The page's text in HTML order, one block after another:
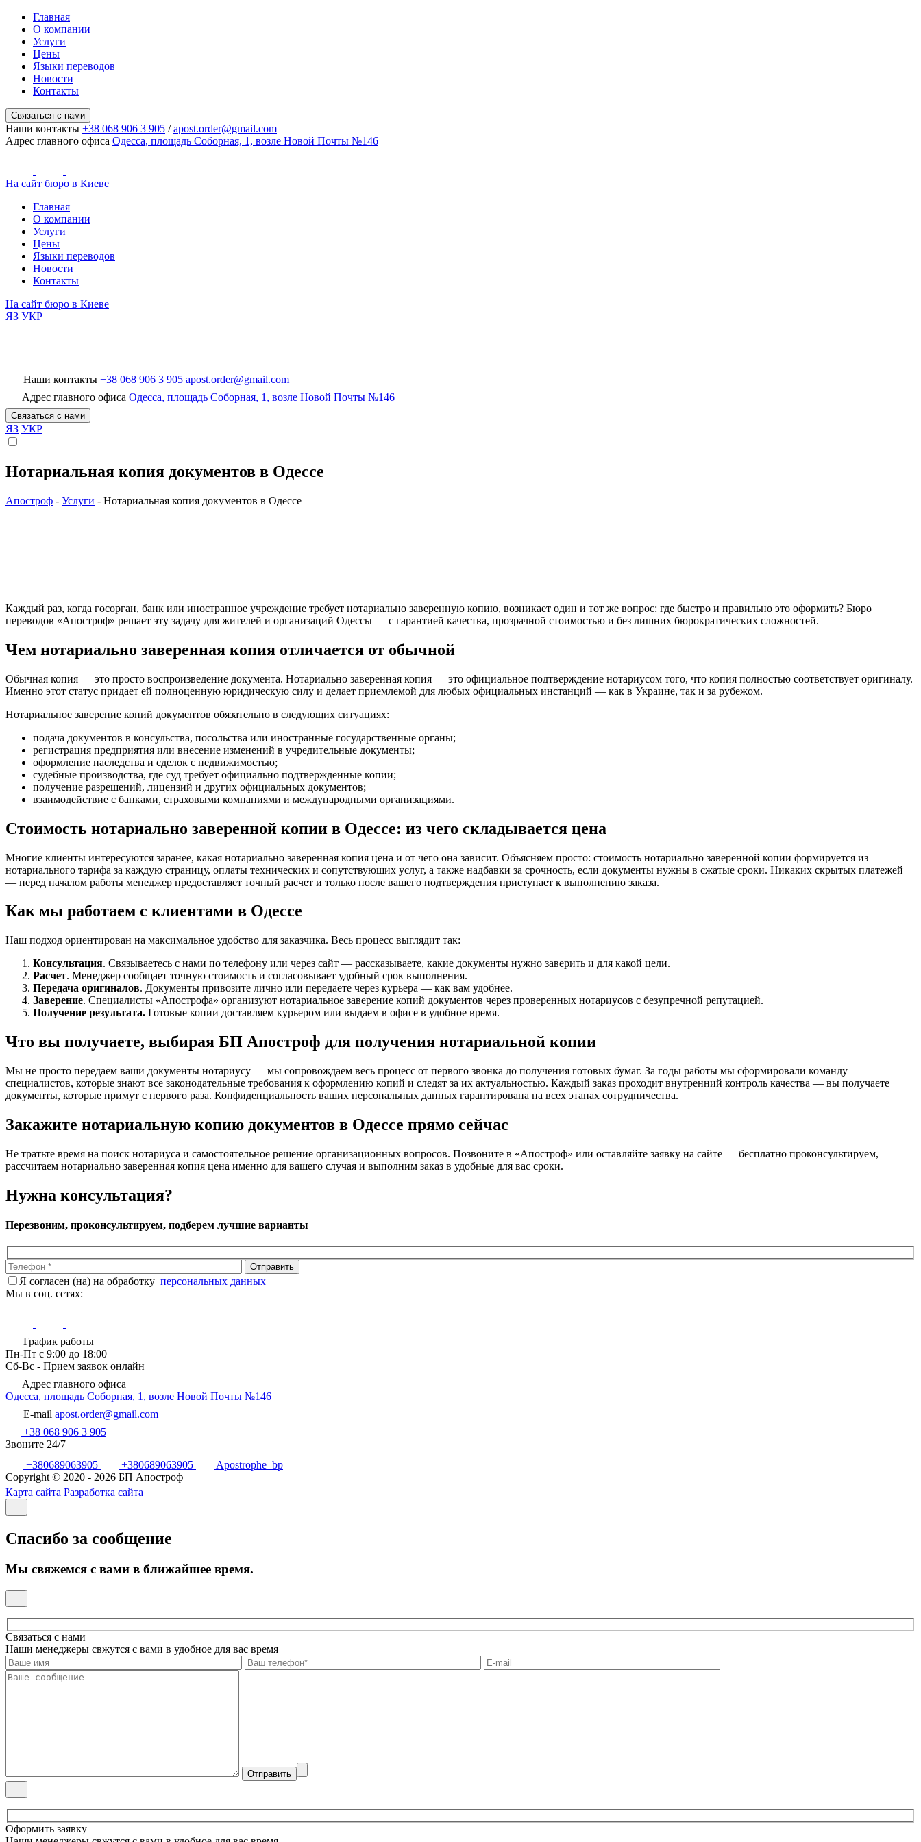
Главная
О компании
Услуги
Цены
Языки переводов
Новости
Контакты
Связаться с нами
Наши контакты +38 068 906 3 905 /apost.order@gmail.com
Адрес главного офиса Одесса, площадь Соборная, 1, возле Новой Почты №146
На сайт бюро в Киеве
Главная
О компании
Услуги
Цены
Языки переводов
Новости
Контакты
На сайт бюро в Киеве
ЯЗ УКР
БП Апостроф
Наши контакты +38 068 906 3 905 apost.order@gmail.com
Адрес главного офиса Одесса, площадь Соборная, 1, возле Новой Почты №146
Связаться с нами
ЯЗ УКР
Нотариальная копия документов в Одессе
Апостроф - Услуги - Нотариальная копия документов в Одессе
Каждый раз, когда госорган, банк или иностранное учреждение требует нотариально заверенную копию, возникает один и тот же вопрос: где быстро и правильно это оформить? Бюро
переводов «Апостроф» решает эту задачу для жителей и организаций Одессы — с гарантией качества, прозрачной стоимостью и без лишних бюрократических сложностей.
Чем нотариально заверенная копия отличается от обычной
Обычная копия — это просто воспроизведение документа. Нотариально заверенная копия — это официальное подтверждение нотариусом того, что копия полностью соответствует оригиналу.
Именно этот статус придает ей полноценную юридическую силу и делает приемлемой для любых официальных инстанций — как в Украине, так и за рубежом.
Нотариальное заверение копий документов обязательно в следующих ситуациях:
подача документов в консульства, посольства или иностранные государственные органы;
регистрация предприятия или внесение изменений в учредительные документы;
оформление наследства и сделок с недвижимостью;
судебные производства, где суд требует официально подтвержденные копии;
получение разрешений, лицензий и других официальных документов;
взаимодействие с банками, страховыми компаниями и международными организациями.
Стоимость нотариально заверенной копии в Одессе: из чего складывается цена
Многие клиенты интересуются заранее, какая нотариально заверенная копия цена и от чего она зависит. Объясняем просто: стоимость нотариально заверенной копии формируется из
нотариального тарифа за каждую страницу, оплаты технических и сопутствующих услуг, а также надбавки за срочность, если документы нужны в сжатые сроки. Никаких скрытых платежей
— перед началом работы менеджер предоставляет точный расчет и только после вашего подтверждения приступает к выполнению заказа.
Как мы работаем с клиентами в Одессе
Наш подход ориентирован на максимальное удобство для заказчика. Весь процесс выглядит так:
Консультация. Связываетесь с нами по телефону или через сайт — рассказываете, какие документы нужно заверить и для какой цели.
Расчет. Менеджер сообщает точную стоимость и согласовывает удобный срок выполнения.
Передача оригиналов. Документы привозите лично или передаете через курьера — как вам удобнее.
Заверение. Специалисты «Апострофа» организуют нотариальное заверение копий документов через проверенных нотариусов с безупречной репутацией.
Получение результата. Готовые копии доставляем курьером или выдаем в офисе в удобное время.
Что вы получаете, выбирая БП Апостроф для получения нотариальной копии
Мы не просто передаем ваши документы нотариусу — мы сопровождаем весь процесс от первого звонка до получения готовых бумаг. За годы работы мы сформировали команду
специалистов, которые знают все законодательные требования к оформлению копий и следят за их актуальностью. Каждый заказ проходит внутренний контроль качества — вы получаете
документы, которые примут с первого раза. Конфиденциальность ваших персональных данных гарантирована на всех этапах сотрудничества.
Закажите нотариальную копию документов в Одессе прямо сейчас
Не тратьте время на поиск нотариуса и самостоятельное решение организационных вопросов. Позвоните в «Апостроф» или оставляйте заявку на сайте — бесплатно проконсультируем,
рассчитаем нотариально заверенная копия цена именно для вашего случая и выполним заказ в удобные для вас сроки.
Нужна консультация?
Перезвоним, проконсультируем, подберем лучшие варианты
Я согласен (на) на обработку персональных данных
Мы в соц. сетях:
График работы
Пн-Пт с 9:00 до 18:00
Сб-Вс - Прием заявок онлайн
Адрес главного офиса
Одесса, площадь Соборная, 1, возле Новой Почты №146
E-mail apost.order@gmail.com
+38 068 906 3 905
Звоните 24/7
+380689063905
+380689063905
Apostrophe_bp
Copyright © 2020 - 2026 БП Апостроф
Карта сайта Разработка сайта
Спасибо за сообщение
Мы свяжемся с вами в ближайшее время.
Связаться с нами
Наши менеджеры свжутся с вами в удобное для вас время
Оформить заявку